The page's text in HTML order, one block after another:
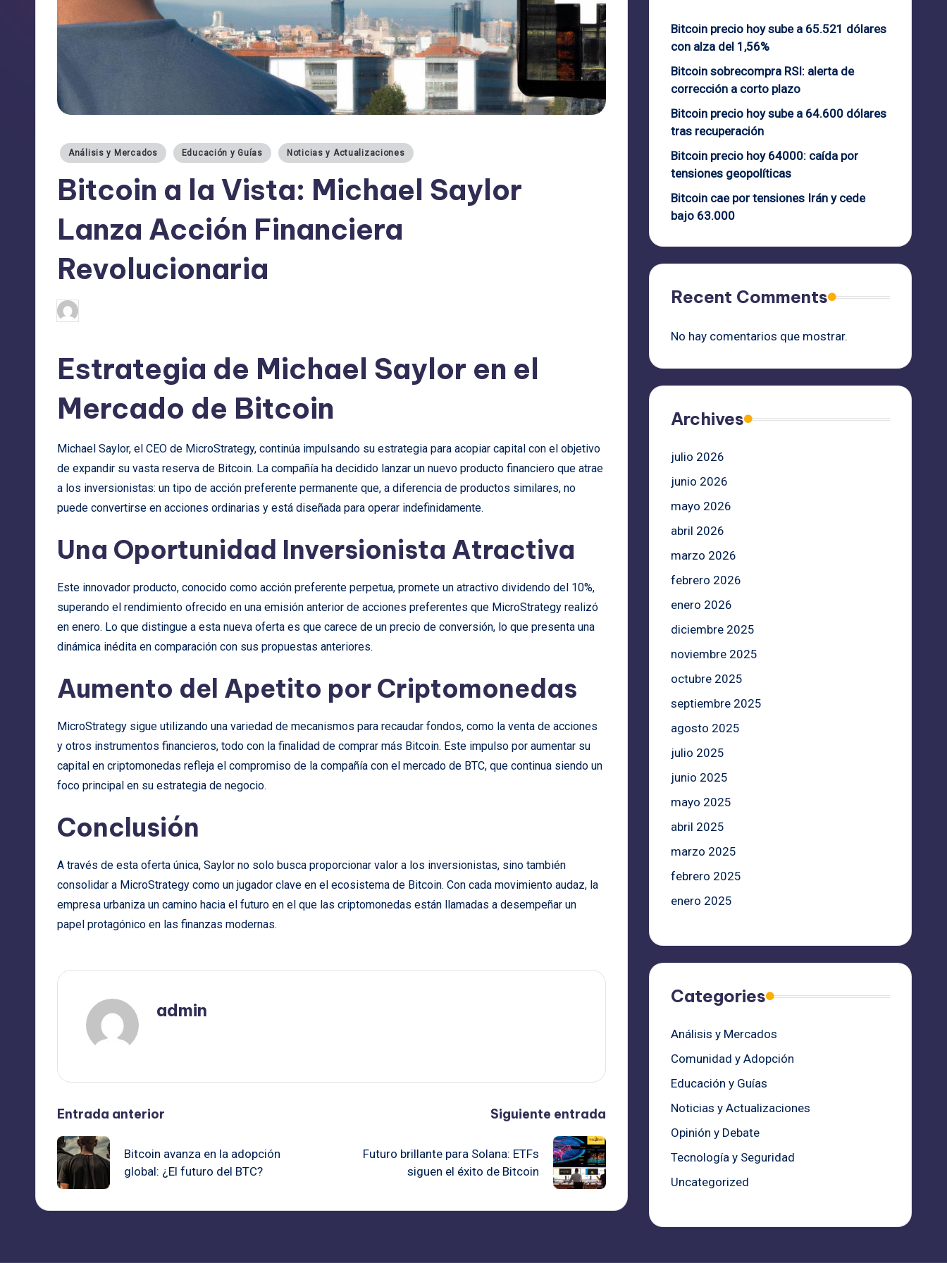
Publicado
Análisis y Mercados Educación y Guías Noticias y Actualizaciones
Bitcoin a la Vista: Michael Saylor
Lanza Acción Financiera
Revolucionaria
Publicado
por
Estrategia de Michael Saylor en el
Mercado de Bitcoin
Michael Saylor, el CEO de MicroStrategy, continúa impulsando su estrategia para acopiar capital con el objetivo
de expandir su vasta reserva de Bitcoin. La compañía ha decidido lanzar un nuevo producto financiero que atrae
a los inversionistas: un tipo de acción preferente permanente que, a diferencia de productos similares, no
puede convertirse en acciones ordinarias y está diseñada para operar indefinidamente.
Una Oportunidad Inversionista Atractiva
Este innovador producto, conocido como acción preferente perpetua, promete un atractivo dividendo del 10%,
superando el rendimiento ofrecido en una emisión anterior de acciones preferentes que MicroStrategy realizó
en enero. Lo que distingue a esta nueva oferta es que carece de un precio de conversión, lo que presenta una
dinámica inédita en comparación con sus propuestas anteriores.
Aumento del Apetito por Criptomonedas
MicroStrategy sigue utilizando una variedad de mecanismos para recaudar fondos, como la venta de acciones
y otros instrumentos financieros, todo con la finalidad de comprar más Bitcoin. Este impulso por aumentar su
capital en criptomonedas refleja el compromiso de la compañía con el mercado de BTC, que continua siendo un
foco principal en su estrategia de negocio.
Conclusión
A través de esta oferta única, Saylor no solo busca proporcionar valor a los inversionistas, sino también
consolidar a MicroStrategy como un jugador clave en el ecosistema de Bitcoin. Con cada movimiento audaz, la
empresa urbaniza un camino hacia el futuro en el que las criptomonedas están llamadas a desempeñar un
papel protagónico en las finanzas modernas.
admin
Navegación
de
entradas
Entrada anterior
Bitcoin avanza en la adopción
global: ¿El futuro del BTC?
Siguiente entrada
Futuro brillante para Solana: ETFs
siguen el éxito de Bitcoin
Bitcoin precio hoy sube a 65.521 dólares
con alza del 1,56%
Bitcoin sobrecompra RSI: alerta de
corrección a corto plazo
Bitcoin precio hoy sube a 64.600 dólares
tras recuperación
Bitcoin precio hoy 64000: caída por
tensiones geopolíticas
Bitcoin cae por tensiones Irán y cede
bajo 63.000
Recent Comments
No hay comentarios que mostrar.
Archives
julio 2026
junio 2026
mayo 2026
abril 2026
marzo 2026
febrero 2026
enero 2026
diciembre 2025
noviembre 2025
octubre 2025
septiembre 2025
agosto 2025
julio 2025
junio 2025
mayo 2025
abril 2025
marzo 2025
febrero 2025
enero 2025
Categories
Análisis y Mercados
Comunidad y Adopción
Educación y Guías
Noticias y Actualizaciones
Opinión y Debate
Tecnología y Seguridad
Uncategorized